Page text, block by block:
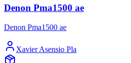
Denon Pma1500 ae
Denon Pma1500 ae
Xavier Asensio Pla